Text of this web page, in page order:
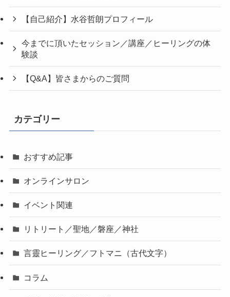
【自己紹介】水谷哲朗プロフィール
今までに頂いたセッション／講座／ヒーリングの体
験談
【Q&A】皆さまからのご質問
カテゴリー
おすすめ記事
オンラインサロン
イベント関連
リトリート／聖地／磐座／神社
言靈ヒーリング／フトマニ（古代文字）
コラム